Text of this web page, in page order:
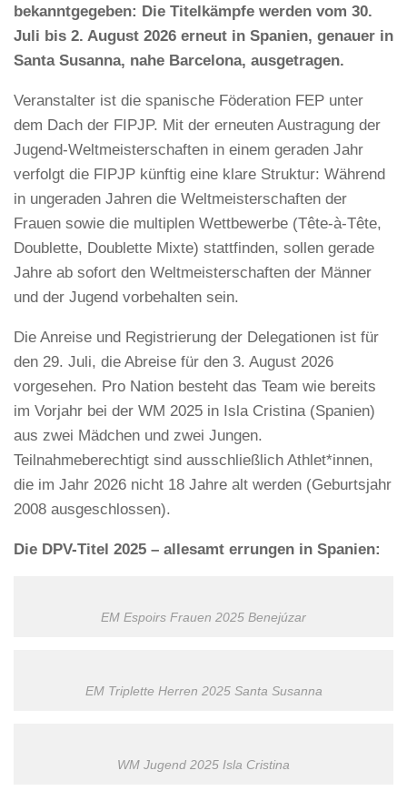
bekanntgegeben: Die Titelkämpfe werden vom 30.
Juli bis 2. August 2026 erneut in Spanien, genauer in
Santa Susanna, nahe Barcelona, ausgetragen.
Veranstalter ist die spanische Föderation FEP unter
dem Dach der FIPJP. Mit der erneuten Austragung der
Jugend-Weltmeisterschaften in einem geraden Jahr
verfolgt die FIPJP künftig eine klare Struktur: Während
in ungeraden Jahren die Weltmeisterschaften der
Frauen sowie die multiplen Wettbewerbe (Tête-à-Tête,
Doublette, Doublette Mixte) stattfinden, sollen gerade
Jahre ab sofort den Weltmeisterschaften der Männer
und der Jugend vorbehalten sein.
Die Anreise und Registrierung der Delegationen ist für
den 29. Juli, die Abreise für den 3. August 2026
vorgesehen. Pro Nation besteht das Team wie bereits
im Vorjahr bei der WM 2025 in Isla Cristina (Spanien)
aus zwei Mädchen und zwei Jungen.
Teilnahmeberechtigt sind ausschließlich Athlet*innen,
die im Jahr 2026 nicht 18 Jahre alt werden (Geburtsjahr
2008 ausgeschlossen).
Die DPV-Titel 2025 – allesamt errungen in Spanien:
EM Espoirs Frauen 2025 Benejúzar
EM Triplette Herren 2025 Santa Susanna
WM Jugend 2025 Isla Cristina